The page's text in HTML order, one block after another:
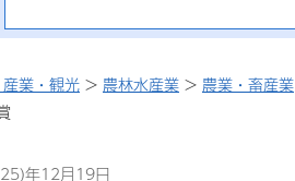
業・観光 > 農林水産業 > 農業・畜産業
年12月19日